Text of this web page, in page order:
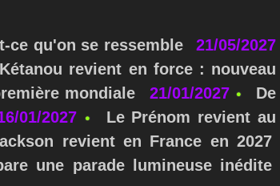
ce qu'on se ressemble
21/05/2027
revient en force : nouveau
mondiale 21/01/2027
De
01/2027
Le Prénom revient au
revient en France en 2027
une parade lumineuse inédite